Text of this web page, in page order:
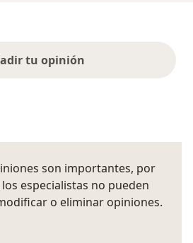
tu opinión
son importantes, por
especialistas no pueden
o eliminar opiniones.